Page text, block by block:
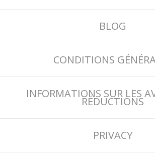
BLOG
CONDITIONS
INFORMATIONS SUR LES
RÉDUCTIONS
PRIVACY